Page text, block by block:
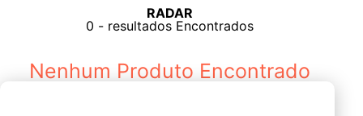
RADAR
0 - resultados Encontrados
Nenhum Produto Encontrado